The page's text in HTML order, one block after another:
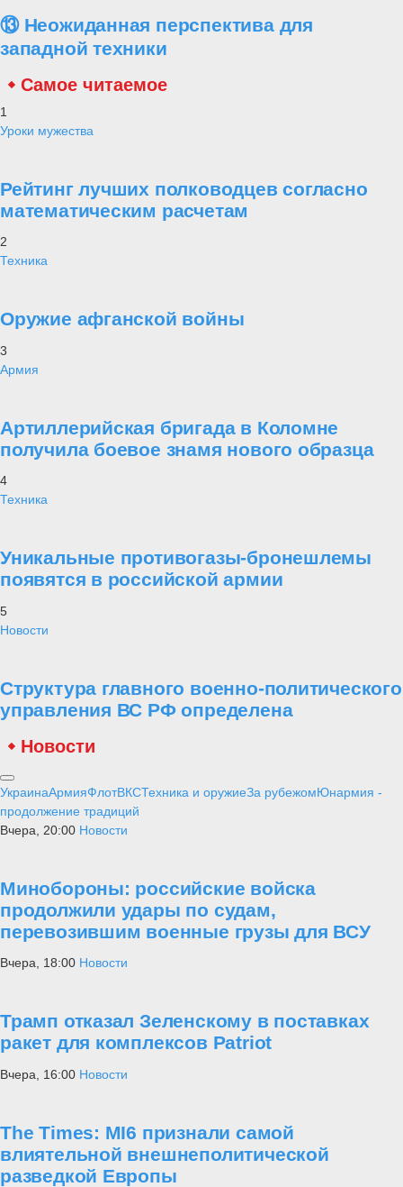
⑬ Неожиданная перспектива для
западной техники
Самое читаемое
1
Уроки мужества
Рейтинг лучших полководцев согласно
математическим расчетам
2
Техника
Оружие афганской войны
3
Армия
Артиллерийская бригада в Коломне
получила боевое знамя нового образца
4
Техника
Уникальные противогазы-бронешлемы
появятся в российской армии
5
Новости
Структура главного военно-политического
управления ВС РФ определена
Новости
УкраинаАрмияФлотВКСТехника и оружиеЗа рубежомЮнармия -
продолжение традиций
Вчера, 20:00 Новости
Минобороны: российские войска
продолжили удары по судам,
перевозившим военные грузы для ВСУ
Вчера, 18:00 Новости
Трамп отказал Зеленскому в поставках
ракет для комплексов Patriot
Вчера, 16:00 Новости
The Times: MI6 признали самой
влиятельной внешнеполитической
разведкой Европы